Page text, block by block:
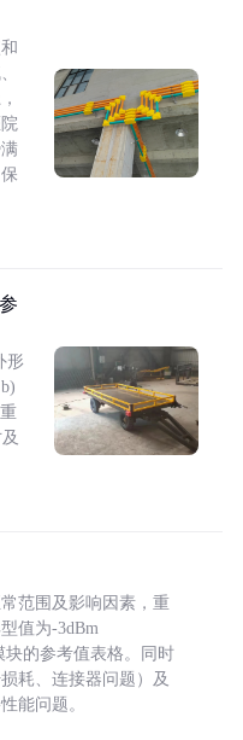
形
范围及影响因素，重
值为-3dBm
块的参考值表格。同时
耗、连接器问题）及
能问题。